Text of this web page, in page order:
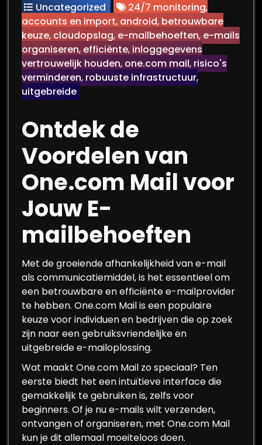
Uncategorized 24/7 monitoring,
accounts en import, android, betrouwbare
keuze, cloudopslag, e-mailbehoeften, e-mails
organiseren, efficiënte, inloggegevens
vertrouwelijk houden, one.com mail, risico's
verminderen, robuuste infrastructuur,
uitgebreide
Ontdek de
Voordelen van
One.com Mail voor
Jouw E-
mailbehoeften
Met de groeiende afhankelijkheid van e-mail
als communicatiemiddel, is het essentieel om
een betrouwbare en efficiënte e-mailprovider
te hebben. One.com Mail is een populaire
keuze voor individuen en bedrijven die op zoek
zijn naar een gebruiksvriendelijke en
uitgebreide e-mailoplossing.
Wat maakt One.com Mail zo speciaal? Ten
eerste biedt het een intuïtieve interface die
gemakkelijk te gebruiken is, zelfs voor
beginners. Of je nu e-mails wilt verzenden,
ontvangen of organiseren, met One.com Mail
kun je dit allemaal moeiteloos doen.